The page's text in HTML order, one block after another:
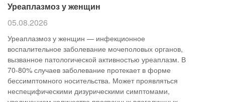
Уреаплазмоз у женщин
05.08.2026
Уреаплазмоз у женщин — инфекционное
воспалительное заболевание мочеполовых органов,
вызванное патологической активностью уреаплазм. В
70-80% случаев заболевание протекает в форме
бессимптомного носительства. Может проявляться
неспецифическими дизурическими симптомами,